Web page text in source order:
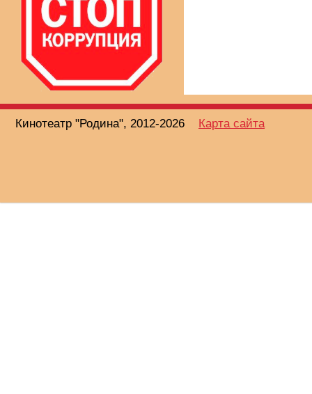
Кинотеатр "Родина", 2012-2026 Карта сайта